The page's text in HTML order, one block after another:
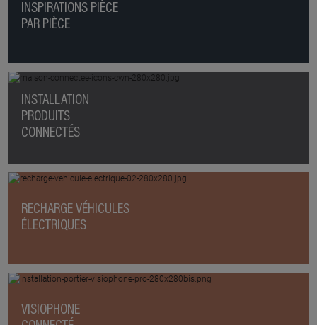
INSPIRATIONS PIÈCE
PAR PIÈCE
INSTALLATION
PRODUITS
CONNECTÉS
RECHARGE VÉHICULES
ÉLECTRIQUES
VISIOPHONE